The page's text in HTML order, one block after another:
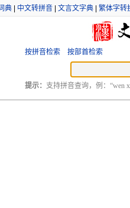
典 中文转拼音 文言文字典 繁体字转
按拼音检索 按部首检索
提示： 支持拼音查询，例：“wen